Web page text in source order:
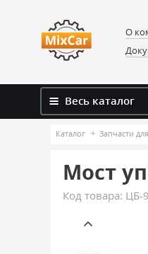
О
Весь каталог
Каталог Запчасти
Мост
Код товара: ЦБ-